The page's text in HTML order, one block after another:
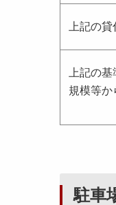
上記の
上記の
規模等か
駐車